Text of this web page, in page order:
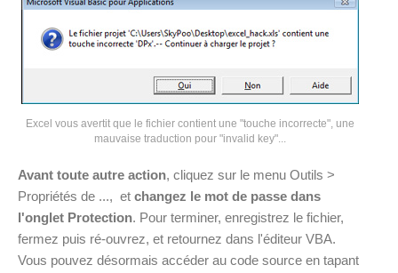
Excel vous avertit que le fichier contient une "touche incorrecte", une
mauvaise traduction pour "invalid key"...
Avant toute autre action, cliquez sur le menu Outils >
Propriétés de ..., et changez le mot de passe dans
l'onglet Protection. Pour terminer, enregistrez le fichier,
fermez puis ré-ouvrez, et retournez dans l'éditeur VBA.
Vous pouvez désormais accéder au code source en tapant